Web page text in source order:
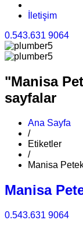
İletişim
0.543.631 9064
"Manisa
sayfalar
Ana Sayfa
/
Etiketler
/
Manisa
Manisa
0.543.631 9064